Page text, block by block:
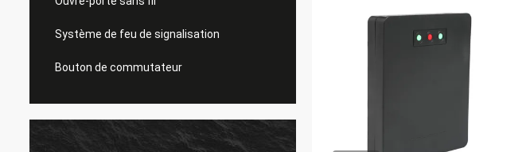
Système de feu de signalisation
Bouton de commutateur